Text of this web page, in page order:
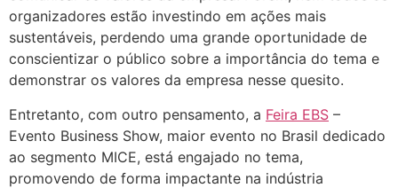
organizadores estão investindo em ações mais
sustentáveis, perdendo uma grande oportunidade de
conscientizar o público sobre a importância do tema e
demonstrar os valores da empresa nesse quesito.
Entretanto, com outro pensamento, a Feira EBS –
Evento Business Show, maior evento no Brasil dedicado
ao segmento MICE, está engajado no tema,
promovendo de forma impactante na indústria